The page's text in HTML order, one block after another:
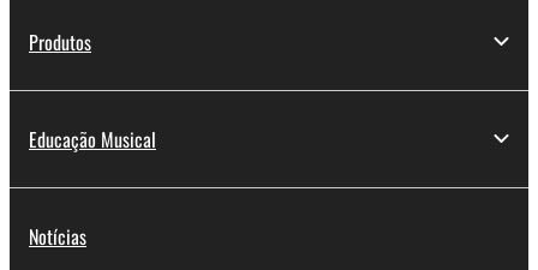
Produtos
Educação Musical
Notícias